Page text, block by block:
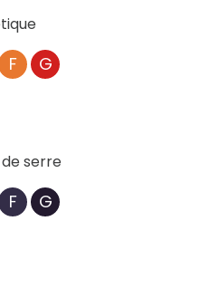
F G
serre
F G